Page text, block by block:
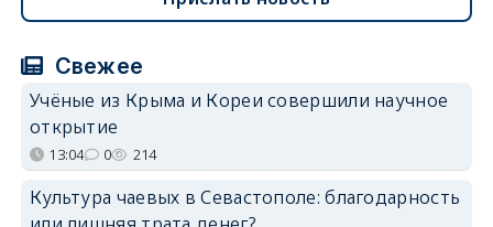
Свежее
Учёные из Крыма и Кореи совершили научное
открытие
13:04 0 214
Культура чаевых в Севастополе: благодарность